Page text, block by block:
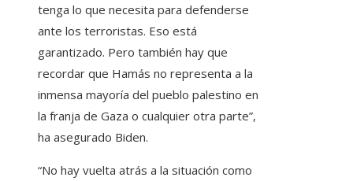
tenga lo que necesita para defenderse
ante los terroristas. Eso está
garantizado. Pero también hay que
recordar que Hamás no representa a la
inmensa mayoría del pueblo palestino en
la franja de Gaza o cualquier otra parte”,
ha asegurado Biden.
“No hay vuelta atrás a la situación como